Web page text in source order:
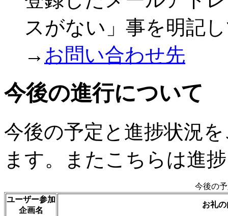
スがない」事を明記
→ お問い合わせ先
今後の進行について
今後の予定と進捗状況
ます。またこちらは進
今後の
ユーザー参加
企画名
お礼